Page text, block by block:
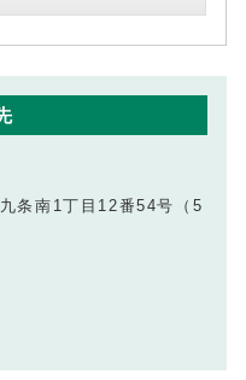
条南1丁目12番54号（5